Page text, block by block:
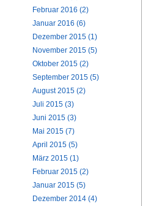
Februar 2016 (2)
Januar 2016 (6)
Dezember 2015 (1)
November 2015 (5)
Oktober 2015 (2)
September 2015 (5)
August 2015 (2)
Juli 2015 (3)
Juni 2015 (3)
Mai 2015 (7)
April 2015 (5)
März 2015 (1)
Februar 2015 (2)
Januar 2015 (5)
Dezember 2014 (4)